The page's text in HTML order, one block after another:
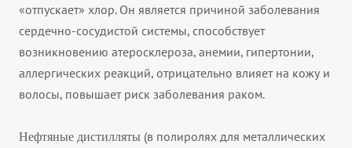
«отпускает» хлор. Он является причиной заболевания
сердечно-сосудистой системы, способствует
возникновению атеросклероза, анемии, гипертонии,
аллергических реакций, отрицательно влияет на кожу и
волосы, повышает риск заболевания раком.
Нефтяные дистилляты (в полиролях для металлических